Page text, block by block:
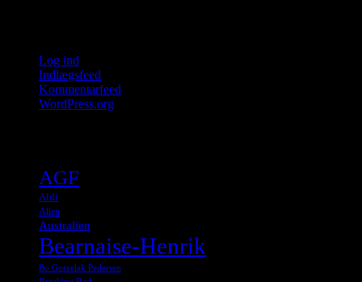
Log ind
Indlægsfeed
Kommentarfeed
WordPress.org
AGF
Aldi
Alien
Australien
Bearnaise-Henrik
Bo Gorzelak Pedersen